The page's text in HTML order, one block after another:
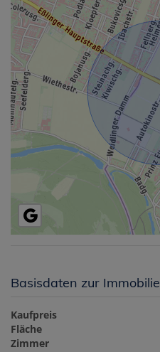
Basisdaten zur Immobilie
Kaufpreis
Fläche
Zimmer